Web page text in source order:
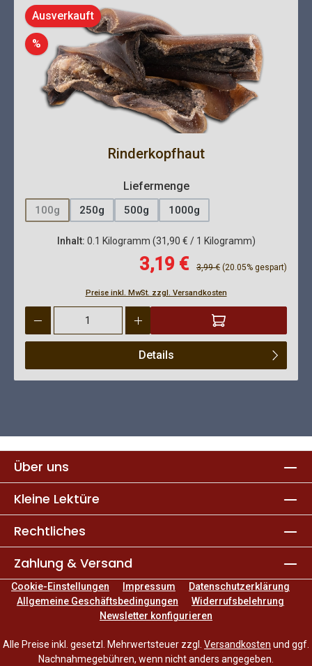
Ausverkauft
% Rabatt
Rinderkopfhaut
Liefermengeauswählen
100g
(Diese Option ist zurzeit nicht verfügbar.)
250g 500g 1000g
Inhalt: 0.1 Kilogramm (31,90 € / 1 Kilogramm)
Verkaufspreis:
3,19 € Regulärer Preis:
3,99 € (20.05% gespart)
Preise inkl. MwSt. zzgl. Versandkosten
Produkt Anzahl: Gib den gewünschten Wert ein oder benutze
Details
Über uns
Kleine Lektüre
Rechtliches
Zahlung & Versand
Cookie-Einstellungen Impressum
Datenschutzerklärung
Allgemeine Geschäftsbedingungen
Widerrufsbelehrung
Newsletter konfigurieren
Alle Preise inkl. gesetzl. Mehrwertsteuer zzgl. Versandkosten und ggf.
Nachnahmegebühren, wenn nicht anders angegeben.